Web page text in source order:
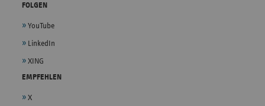
FOLGEN
YouTube
LinkedIn
XING
EMPFEHLEN
X